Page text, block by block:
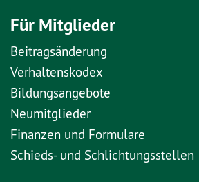
Für Mitglieder
Beitragsänderung
Verhaltenskodex
Bildungsangebote
Neumitglieder
Finanzen und Formulare
Schieds- und Schlichtungsstellen